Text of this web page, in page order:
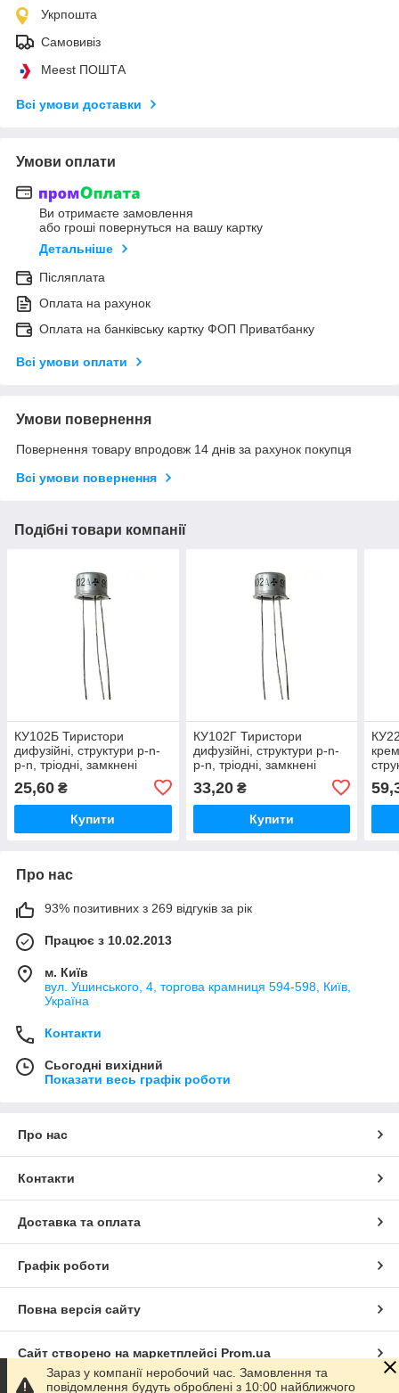
Укрпошта
Самовивіз
Meest ПОШТА
Всі умови доставки
Умови оплати
Ви отримаєте замовлення
або гроші повернуться на вашу картку
Детальніше
Післяплата
Оплата на рахунок
Оплата на банківську картку ФОП Приватбанку
Всі умови оплати
Умови повернення
Повернення товару впродовж 14 днів за рахунок покупця
Всі умови повернення
Подібні товари компанії
КУ102Б Тиристори
дифузійні, структури p-n-
p-n, тріодні, замкнені
25,60 ₴
Купити
КУ102Г Тиристори
дифузійні, структури p-n-
p-n, тріодні, замкнені
33,20₴
Купити
Про нас
93% позитивних з 269 відгуків за рік
Працює з 10.02.2013
м. Київ
вул. Ушинського, 4, торгова крамниця 594-598, Київ,
Україна
Контакти
Сьогодні вихідний
Показати весь графік роботи
Про нас
Контакти
Доставка та оплата
Графік роботи
Повна версія сайту
Сайт створено на маркетплейсі Prom.ua
Зараз у компанії неробочий час. Замовлення та
повідомлення будуть оброблені з 10:00 найближчого